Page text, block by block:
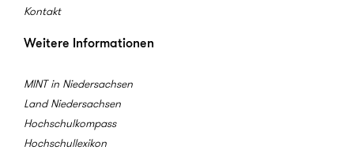
Kontakt
Weitere Informationen
MINT in Niedersachsen
Land Niedersachsen
Hochschulkompass
Hochschullexikon